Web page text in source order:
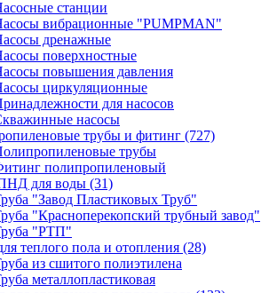
станции
вибрационные "PUMPMAN"
дренажные
поверхностные
повышения давления
циркуляционные
для насосов
насосы
трубы и фитинг (727)
трубы
полипропиленовый
для воды (31)
"Завод Пластиковых Труб"
"Красноперекопский трубный завод"
"РТП"
теплого пола и отопления (28)
из сшитого полиэтилена
металлопластиковая